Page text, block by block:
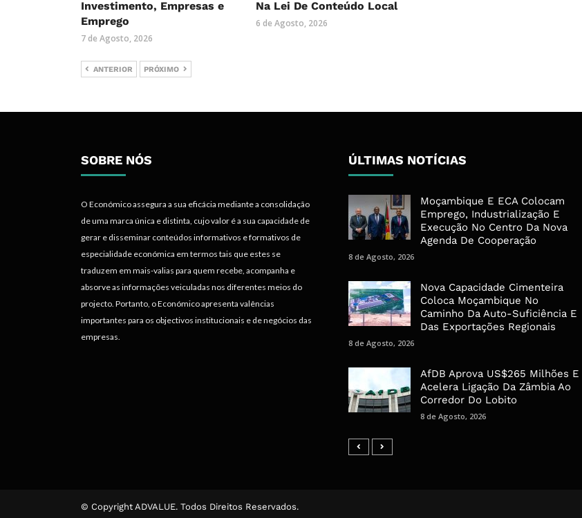
Investimento, Empresas e
Emprego
7 de Agosto, 2026
Na Lei De Conteúdo Local
6 de Agosto, 2026
ANTERIOR PRÓXIMO
SOBRE NÓS
O Económico assegura a sua eficácia mediante a consolidação
de uma marca única e distinta, cujo valor é a sua capacidade de
gerar e disseminar conteúdos informativos e formativos de
especialidade económica em termos tais que estes se
traduzem em mais-valias para quem recebe, acompanha e
absorve as informações veiculadas nos diferentes meios do
projecto. Portanto, o Económico apresenta valências
importantes para os objectivos institucionais e de negócios das
empresas.
ÚLTIMAS NOTÍCIAS
Moçambique E ECA Colocam
Emprego, Industrialização E
Execução No Centro Da Nova
Agenda De Cooperação
8 de Agosto, 2026
Nova Capacidade Cimenteira
Coloca Moçambique No
Caminho Da Auto-Suficiência E
Das Exportações Regionais
8 de Agosto, 2026
AfDB Aprova US$265 Milhões E
Acelera Ligação Da Zâmbia Ao
Corredor Do Lobito
8 de Agosto, 2026
© Copyright ADVALUE. Todos Direitos Reservados.